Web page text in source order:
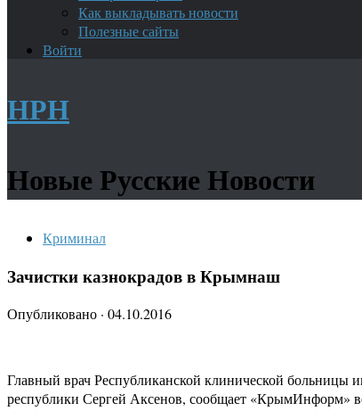
Как выкладывать новости
Полезные сайты
Войти
НРН
Новые Русские Новости
Криминал
Зачистки казнокрадов в Крымнаш
Опубликовано · 04.10.2016
Главный врач Республиканской клинической больницы
республики Сергей Аксенов, сообщает «КрымИнформ»